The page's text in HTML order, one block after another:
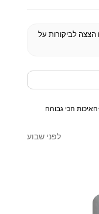
הצצה לביקורות על
לפני שבוע